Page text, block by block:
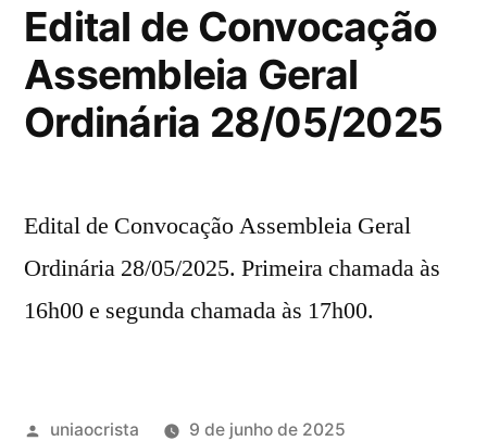
Edital de Convocação
Assembleia Geral
Ordinária 28/05/2025
Edital de Convocação Assembleia Geral
Ordinária 28/05/2025. Primeira chamada às
16h00 e segunda chamada às 17h00.
uniaocrista
9 de junho de 2025